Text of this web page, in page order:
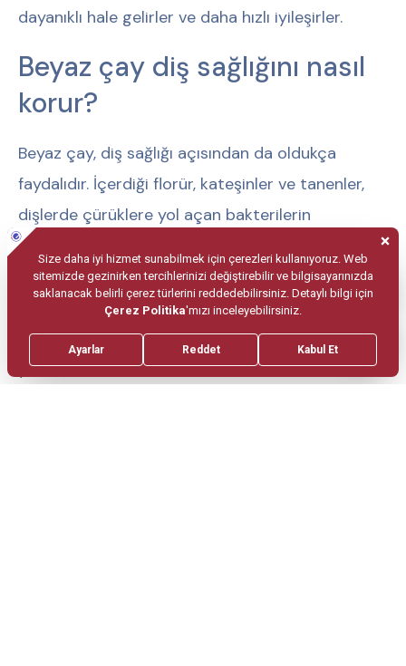
dayanıklı hale gelirler ve daha hızlı iyileşirler.
Beyaz çay diş sağlığını nasıl
korur?
Beyaz çay, diş sağlığı açısından da oldukça
faydalıdır. İçerdiği florür, kateşinler ve tanenler,
dişlerde çürüklere yol açan bakterilerin
çoğalmasını önler. Ayrıca diş minesini
güçlendirerek diş çürümelerine ve diş eti
hastalıklarına karşı koruma sağlar. Düzenli beyaz
çay tüketimi, diş sağlığınızı korumanın doğal bir
yoludur.